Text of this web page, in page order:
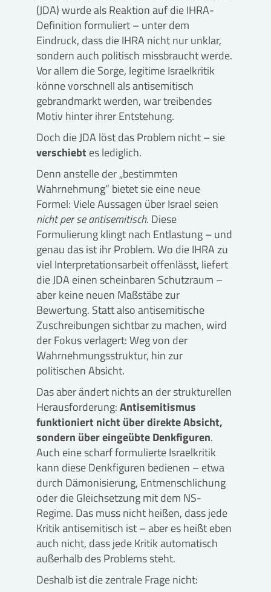
(JDA) wurde als Reaktion auf die IHRA-
Definition formuliert – unter dem
Eindruck, dass die IHRA nicht nur unklar,
sondern auch politisch missbraucht werde.
Vor allem die Sorge, legitime Israelkritik
könne vorschnell als antisemitisch
gebrandmarkt werden, war treibendes
Motiv hinter ihrer Entstehung.
Doch die JDA löst das Problem nicht – sie
verschiebt es lediglich.
Denn anstelle der „bestimmten
Wahrnehmung“ bietet sie eine neue
Formel: Viele Aussagen über Israel seien
nicht per seantisemitisch. Diese
Formulierung klingt nach Entlastung – und
genau das ist ihr Problem. Wo die IHRA zu
viel Interpretationsarbeit offenlässt, liefert
die JDA einen scheinbaren Schutzraum –
aber keine neuen Maßstäbe zur
Bewertung. Statt also antisemitische
Zuschreibungen sichtbar zu machen, wird
der Fokus verlagert: Weg von der
Wahrnehmungsstruktur, hin zur
politischen Absicht.
Das aber ändert nichts an der strukturellen
Herausforderung:Antisemitismus
funktioniert nicht über direkte Absicht,
sondern über eingeübte Denkfiguren.
Auch eine scharf formulierte Israelkritik
kann diese Denkfiguren bedienen – etwa
durch Dämonisierung, Entmenschlichung
oder die Gleichsetzung mit dem NS-
Regime. Das muss nicht heißen, dass jede
Kritik antisemitisch ist – aber es heißt eben
auch nicht, dass jede Kritik automatisch
außerhalb des Problems steht.
Deshalb ist die zentrale Frage nicht: